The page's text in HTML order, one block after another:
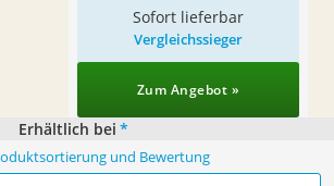
Sofort lieferbar
Vergleichssieger
Zum Angebot »
Erhältlich bei *
und Bewertung